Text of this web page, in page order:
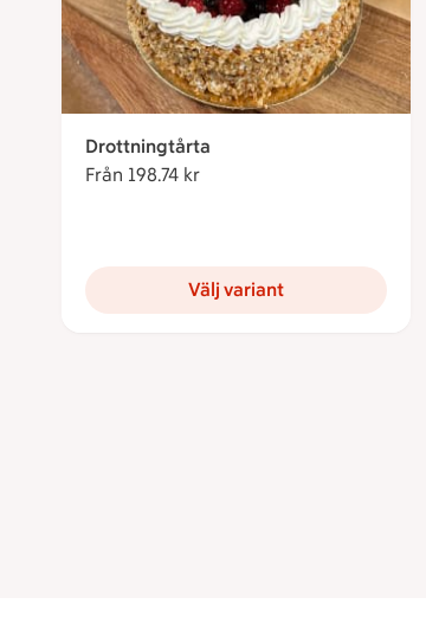
Drottningtårta
Från 198.74 kr
Välj variant